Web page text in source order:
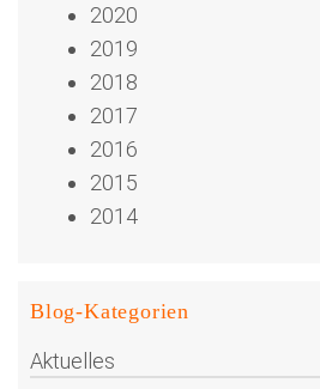
2020
2019
2018
2017
2016
2015
2014
Blog-Kategorien
Aktuelles